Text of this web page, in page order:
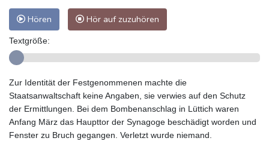
Hören Hör auf zuzuhören
Textgröße:
Zur Identität der Festgenommenen machte die
Staatsanwaltschaft keine Angaben, sie verwies auf den Schutz
der Ermittlungen. Bei dem Bombenanschlag in Lüttich waren
Anfang März das Haupttor der Synagoge beschädigt worden und
Fenster zu Bruch gegangen. Verletzt wurde niemand.